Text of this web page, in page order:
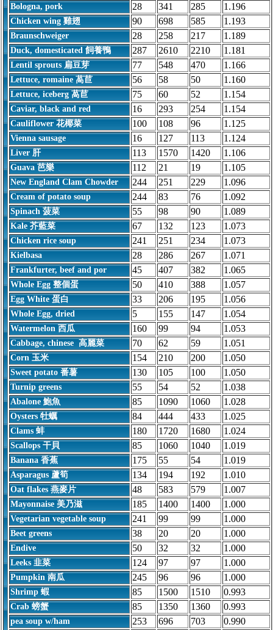
Bologna, pork 28 341 285 1.196
Chicken wing 雞翅 90 698 585 1.193
Braunschweiger 28 258 217 1.189
Duck, domesticated 飼養鴨 287 2610 2210 1.181
Lentil sprouts 扁豆芽 77 548 470 1.166
Lettuce, romaine 萵苣 56 58 50 1.160
Lettuce, iceberg 萵苣 75 60 52 1.154
Caviar, black and red 16 293 254 1.154
Cauliflower 花椰菜 100 108 96 1.125
Vienna sausage 16 127 113 1.124
Liver 肝 113 1570 1420 1.106
Guava 芭樂 112 21 19 1.105
New England Clam Chowder 244 251 229 1.096
Cream of potato soup 244 83 76 1.092
Spinach 菠菜 55 98 90 1.089
Kale 芥藍菜 67 132 123 1.073
Chicken rice soup 241 251 234 1.073
Kielbasa 28 286 267 1.071
Frankfurter, beef and por 45 407 382 1.065
Whole Egg 整個蛋 50 410 388 1.057
Egg White 蛋白 33 206 195 1.056
Whole Egg, dried 5 155 147 1.054
Watermelon 西瓜 160 99 94 1.053
Cabbage, chinese 高麗菜 70 62 59 1.051
Corn 玉米 154 210 200 1.050
Sweet potato 番薯 130 105 100 1.050
Turnip greens 55 54 52 1.038
Abalone 鮑魚 85 1090 1060 1.028
Oysters 牡蠣 84 444 433 1.025
Clams 蚌 180 1720 1680 1.024
Scallops 干貝 85 1060 1040 1.019
Banana 香蕉 175 55 54 1.019
Asparagus 蘆筍 134 194 192 1.010
Oat flakes 燕麥片 48 583 579 1.007
Mayonnaise 美乃滋 185 1400 1400 1.000
Vegetarian vegetable soup 241 99 99 1.000
Beet greens 38 20 20 1.000
Endive 50 32 32 1.000
Leeks 韭菜 124 97 97 1.000
Pumpkin 南瓜 245 96 96 1.000
Shrimp 蝦 85 1500 1510 0.993
Crab 螃蟹 85 1350 1360 0.993
pea soup w/ham 253 696 703 0.990